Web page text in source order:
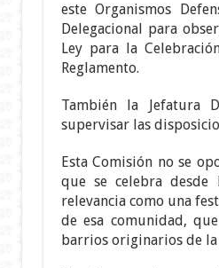
este Organismos
Delegacional para
Ley para la
Reglamento.
También la Jefatura
supervisar las
Esta Comisión no se
que se celebra
relevancia como una
de esa comunidad,
barrios originarios de